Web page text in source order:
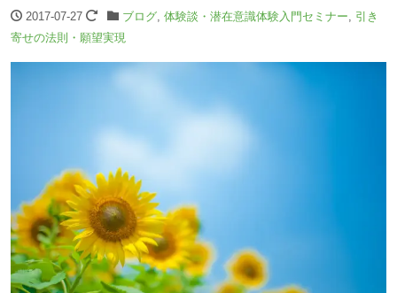
2017-07-27 ブログ, 体験談・潜在意識体験入門セミナー
引き
寄せの法則・願望実現